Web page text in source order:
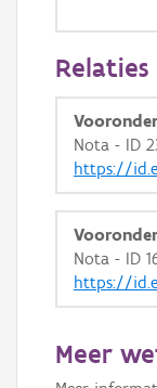
Relaties
Nota - ID
https://
Nota - ID
https://
Meer